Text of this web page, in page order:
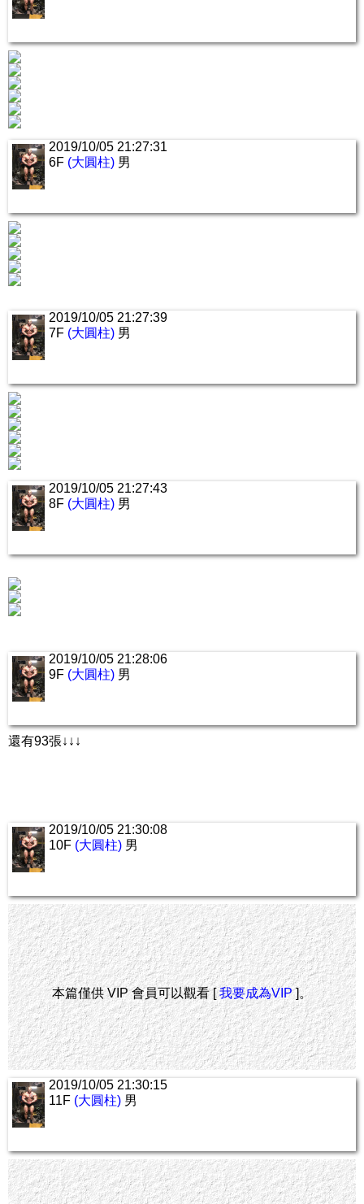
2019/10/05 21:27:31
6F (大圓柱) 男
2019/10/05 21:27:39
7F (大圓柱) 男
2019/10/05 21:27:43
8F (大圓柱) 男
2019/10/05 21:28:06
9F (大圓柱) 男
還有93張↓↓↓
2019/10/05 21:30:08
10F (大圓柱) 男
本篇僅供 VIP 會員可以觀看 [我要成為VIP]。
2019/10/05 21:30:15
11F (大圓柱) 男